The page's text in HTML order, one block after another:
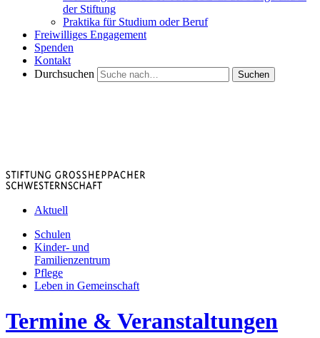
der Stiftung
Praktika für Studium oder Beruf
Freiwilliges Engagement
Spenden
Kontakt
Durchsuchen
Suchen
Aktuell
Schulen
Kinder- und
Familienzentrum
Pflege
Leben in Gemeinschaft
Termine & Veranstaltungen